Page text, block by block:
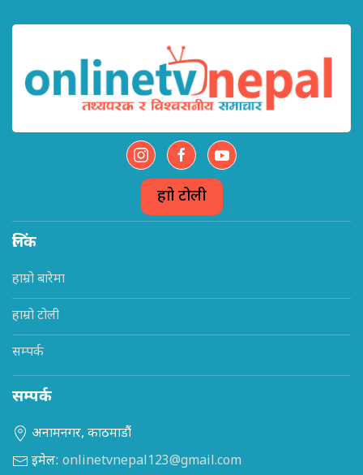
हाम्रो टोली
लिंक
हाम्रो बारेमा
हाम्रो टोली
सम्पर्क
सम्पर्क
अनामनगर, काठमाडौं
इमेल: onlinetvnepal123@gmail.com